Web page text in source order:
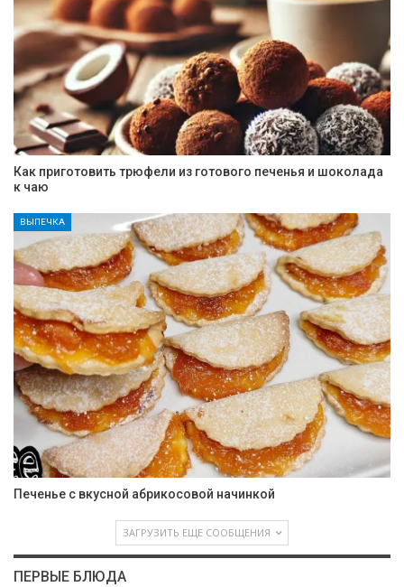
Как приготовить трюфели из готового печенья и шоколада
к чаю
ВЫПЕЧКА
Печенье с вкусной абрикосовой начинкой
ЗАГРУЗИТЬ ЕЩЕ СООБЩЕНИЯ
ПЕРВЫЕ БЛЮДА